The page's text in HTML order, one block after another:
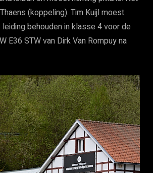
(koppeling). Tim Kuijl moest
behouden in klasse 4 voor de
E36 STW van Dirk Van Rompuy na